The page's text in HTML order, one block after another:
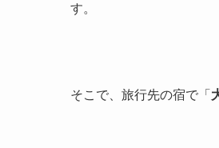
す。
そこで、旅行先の宿で「